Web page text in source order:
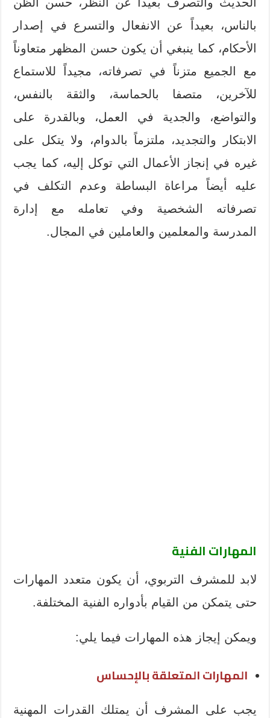
بالناس، بعيداً عن الانفعال والتسرع في إصدار
الأحكام، كما ينبغي أن يكون حسن المظهر متعاوناً
مع الجميع متزناً في تصرفاته، مجيداً للاستماع
للآخرين، متصفا بالحماسة، والثقة بالنفس،
والتواضع، والجدية في العمل، وبالقدرة على
الابتكار والتجديد، ملتزماً بالدوام، ولا يتكل على
غيره في إنجاز الأعمال التي توكل إليه، كما يجب
عليه أيضاً مراعاة البساطة وعدم التكلف في
تصرفاته الشخصية وفي تعامله مع إدارة
المدرسة والمعلمين والعاملين في المجال.
المهارات الفنية
لابد للمشرف التربوي، أن يكون متعدد المهارات
حتى يتمكن من القيام بأدواره الفنية المختلفة.
ويمكن إيجاز هذه المهارات فيما يلي:
المهارات المتعلقة بالإحساس
يجب على المشرف أن يمتلك القدرات المهنية